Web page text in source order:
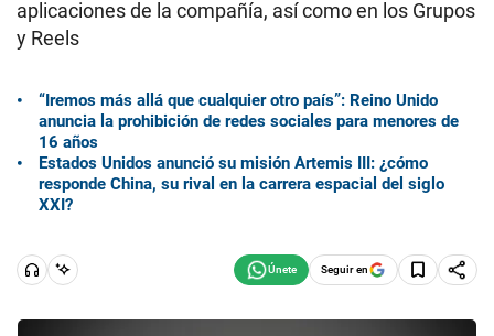
aplicaciones de la compañía, así como en los Grupos
y Reels
“Iremos más allá que cualquier otro país”: Reino Unido
anuncia la prohibición de redes sociales para menores de
16 años
Estados Unidos anunció su misión Artemis III: ¿cómo
responde China, su rival en la carrera espacial del siglo
XXI?
Seguir en